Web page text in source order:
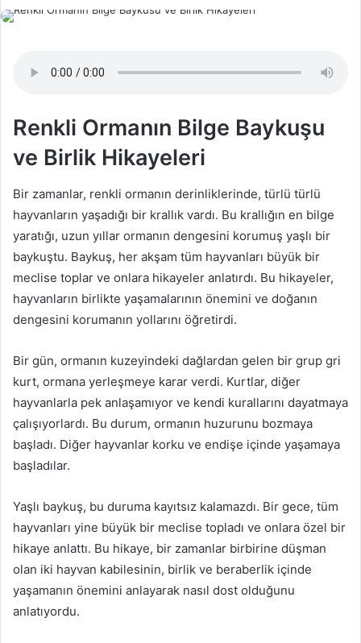
Renkli Ormanın Bilge Baykuşu
ve Birlik Hikayeleri
Bir zamanlar, renkli ormanın derinliklerinde, türlü türlü
hayvanların yaşadığı bir krallık vardı. Bu krallığın en bilge
yaratığı, uzun yıllar ormanın dengesini korumuş yaşlı bir
baykuştu. Baykuş, her akşam tüm hayvanları büyük bir
meclise toplar ve onlara hikayeler anlatırdı. Bu hikayeler,
hayvanların birlikte yaşamalarının önemini ve doğanın
dengesini korumanın yollarını öğretirdi.
Bir gün, ormanın kuzeyindeki dağlardan gelen bir grup gri
kurt, ormana yerleşmeye karar verdi. Kurtlar, diğer
hayvanlarla pek anlaşamıyor ve kendi kurallarını dayatmaya
çalışıyorlardı. Bu durum, ormanın huzurunu bozmaya
başladı. Diğer hayvanlar korku ve endişe içinde yaşamaya
başladılar.
Yaşlı baykuş, bu duruma kayıtsız kalamazdı. Bir gece, tüm
hayvanları yine büyük bir meclise topladı ve onlara özel bir
hikaye anlattı. Bu hikaye, bir zamanlar birbirine düşman
olan iki hayvan kabilesinin, birlik ve beraberlik içinde
yaşamanın önemini anlayarak nasıl dost olduğunu
anlatıyordu.